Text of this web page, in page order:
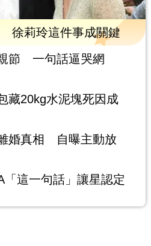
徐莉玲這件事成關鍵
節 一句話逼哭網
20kg水泥塊死因成
婚真相 自曝主動放
這一句話」讓星認定